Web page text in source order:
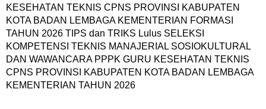
KESEHATAN TEKNIS CPNS PROVINSI KABUPATEN
KOTA BADAN LEMBAGA KEMENTERIAN FORMASI
TAHUN 2026 TIPS dan TRIKS Lulus SELEKSI
KOMPETENSI TEKNIS MANAJERIAL SOSIOKULTURAL
DAN WAWANCARA PPPK GURU KESEHATAN TEKNIS
CPNS PROVINSI KABUPATEN KOTA BADAN LEMBAGA
KEMENTERIAN TAHUN 2026